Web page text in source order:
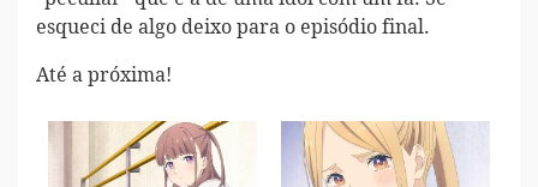
esqueci de algo deixo para o episódio final.
Até a próxima!